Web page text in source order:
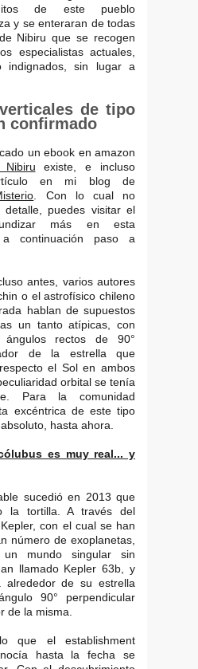
de este pueblo
y se enteraran de todas
Nibiru que se recogen
especialistas actuales,
indignados, sin lugar a
de tipo
confirmado
un ebook en amazon
existe, e incluso
en mi blog de
. Con lo cual no
puedes visitar el
más en esta
a continuación paso a
antes, varios autores
o el astrofísico chileno
hablan de supuestos
un tanto atípicas, con
ángulos rectos de 90°
de la estrella que
el Sol en ambos
orbital se tenía
Para la comunidad
excéntrica de este tipo
hasta ahora.
es muy real... y
sucedió en 2013 que
la tortilla. A través del
con el cual se han
número de exoplanetas,
mundo singular sin
llamado Kepler 63b, y
alrededor de su estrella
90° perpendicular
de la misma.
que el establishment
hasta la fecha se